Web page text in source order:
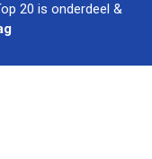
20 is onderdeel &